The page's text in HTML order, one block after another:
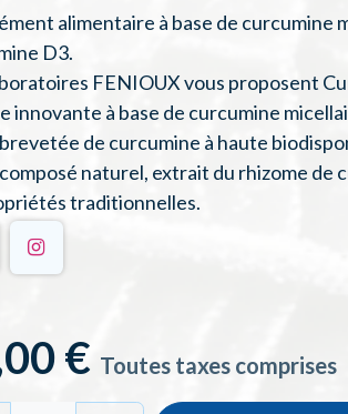
alimentaire à base de curcumine
D3.
FENIOUX vous proposent
innovante à base de curcumine
de curcumine à haute
naturel, extrait du rhizome de
traditionnelles.
€ Toutes taxes comprises